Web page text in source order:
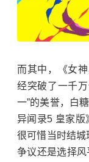
而其中，《女
经突破了一千
一”的美誉，白
异闻录5 皇家版
很可惜当时结
争议还是选择